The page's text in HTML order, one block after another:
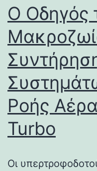
Ο Οδηγός
Ροής
Turbo
Οι